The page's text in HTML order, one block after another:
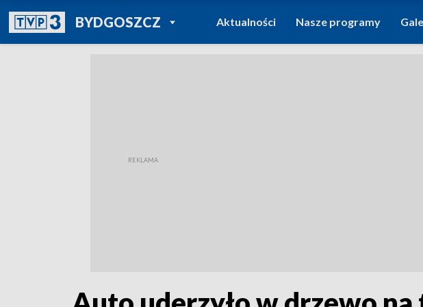
BYDGOSZCZPOWRÓT DO
TVP REGIONY
Aktualności Nasze programy